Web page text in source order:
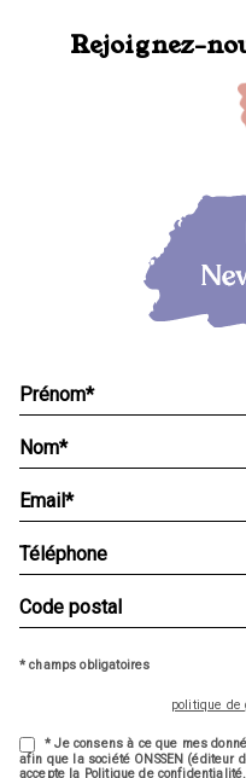
Rejoignez-
* champs obligatoires
politique de
* Je consens à ce que mes
afin que la société ONSSEN (éditeur
accepte la Politique de confidentialité.